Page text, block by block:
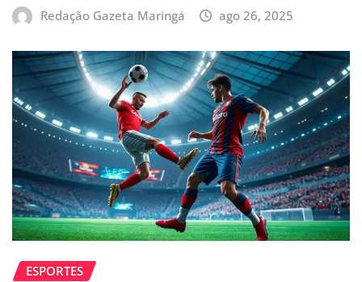
Redação Gazeta Maringá ago 26, 2025
ESPORTES